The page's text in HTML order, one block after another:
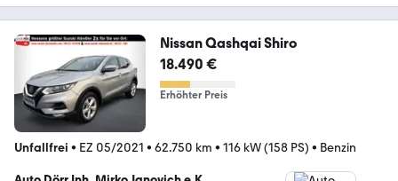
Nissan Qashqai Shiro
18.490 €
Erhöhter Preis
Unfallfrei • EZ 05/2021 • 62.750 km • 116 kW (158 PS) • Benzin